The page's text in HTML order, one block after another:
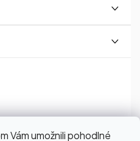
Vám umožnili pohodlné